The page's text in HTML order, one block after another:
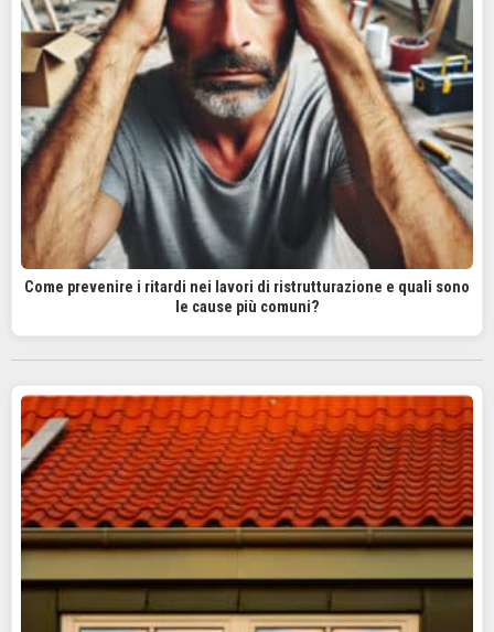
Come prevenire i ritardi nei lavori di ristrutturazione e quali sono
le cause più comuni?